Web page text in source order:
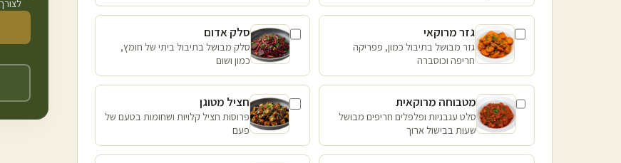
גזר מרוקאי
גזר מבושל בתיבול כמון, פפריקה
חריפה וכוסברה
סלק אדום
סלק מבושל בתיבול ביתי של חומץ,
כמון ושום
מטבוחה מרוקאית
סלט עגבניות ופלפלים חריפים מבושל
שעות בבישול ארוך
חציל מטוגן
פרוסות חציל קלויות ושחומות בטעם של
פעם